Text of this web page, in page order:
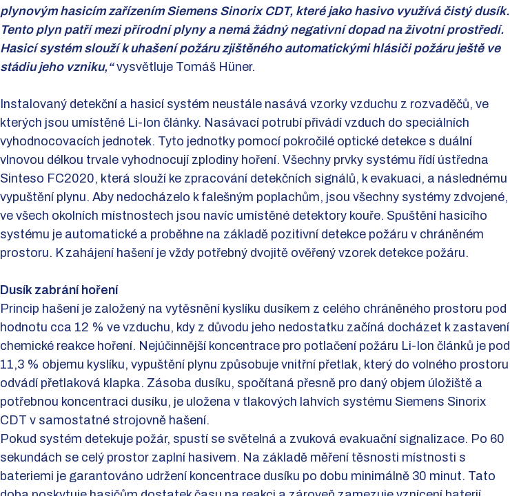
plynovým hasicím zařízením Siemens Sinorix CDT, které jako hasivo využívá čistý dusík.
Tento plyn patří mezi přírodní plyny a nemá žádný negativní dopad na životní prostředí.
Hasicí systém slouží k uhašení požáru zjištěného automatickými hlásiči požáru ještě ve
stádiu jeho vzniku,“vysvětluje Tomáš Hüner.
Instalovaný detekční a hasicí systém neustále nasává vzorky vzduchu z rozvaděčů, ve
kterých jsou umístěné Li-Ion články. Nasávací potrubí přivádí vzduch do speciálních
vyhodnocovacích jednotek. Tyto jednotky pomocí pokročilé optické detekce s duální
vlnovou délkou trvale vyhodnocují zplodiny hoření. Všechny prvky systému řídí ústředna
Sinteso FC2020, která slouží ke zpracování detekčních signálů, k evakuaci, a následnému
vypuštění plynu. Aby nedocházelo k falešným poplachům, jsou všechny systémy zdvojené,
ve všech okolních místnostech jsou navíc umístěné detektory kouře. Spuštění hasicího
systému je automatické a proběhne na základě pozitivní detekce požáru v chráněném
prostoru. K zahájení hašení je vždy potřebný dvojitě ověřený vzorek detekce požáru.
Dusík zabrání hoření
Princip hašení je založený na vytěsnění kyslíku dusíkem z celého chráněného prostoru pod
hodnotu cca 12 % ve vzduchu, kdy z důvodu jeho nedostatku začíná docházet k zastavení
chemické reakce hoření. Nejúčinnější koncentrace pro potlačení požáru Li-Ion článků je pod
11,3 % objemu kyslíku, vypuštění plynu způsobuje vnitřní přetlak, který do volného prostoru
odvádí přetlaková klapka. Zásoba dusíku, spočítaná přesně pro daný objem úložiště a
potřebnou koncentraci dusíku, je uložena v tlakových lahvích systému Siemens Sinorix
CDT v samostatné strojovně hašení.
Pokud systém detekuje požár, spustí se světelná a zvuková evakuační signalizace. Po 60
sekundách se celý prostor zaplní hasivem. Na základě měření těsnosti místnosti s
bateriemi je garantováno udržení koncentrace dusíku po dobu minimálně 30 minut. Tato